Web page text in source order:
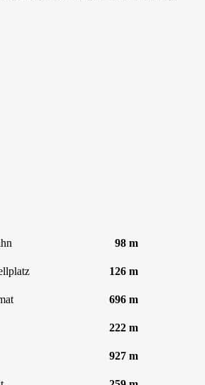
98 m
126 m
696 m
222 m
927 m